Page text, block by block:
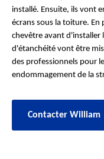
installé. Ensuite, ils vont
écrans sous la toiture. En
chevêtre avant d'installer
d'étanchéité vont être
des professionnels pour
endommagement de la
Contacter William